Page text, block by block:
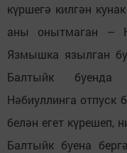
күршегә килгән
аны онытмаган –
Язмышка язылган
Балтыйк буенда
Нәбиуллинга отпуск
белән егет күрешеп,
Балтыйк буена